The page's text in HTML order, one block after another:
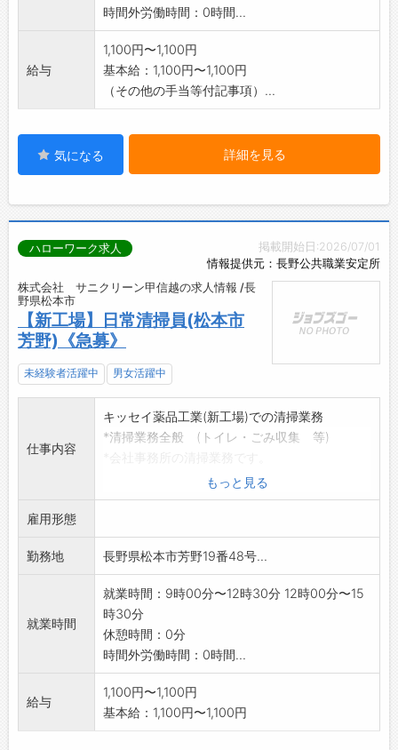
時間外労働時間：0時間...
給与
1,100円〜1,100円
基本給：1,100円〜1,100円
（その他の手当等付記事項）...
気になる 詳細を見る
掲載開始日:2026/07/01
情報提供元：長野公共職業安定所
ハローワーク求人
株式会社 サニクリーン甲信越の求人情報 /長
野県松本市
【新工場】日常清掃員(松本市
芳野)《急募》
未経験者活躍中 男女活躍中
仕事内容
キッセイ薬品工業(新工場)での清掃業務
*清掃業務全般 (トイレ・ごみ収集 等)
・通路等のモップかけ等(機械は使用しません)
もあります。
【就業先への直接連絡はご遠慮ください】
*応募する方は、ハローワークの紹介状をお持ち
ください。
変更範囲:変更なし
もっと見る
雇用形態
勤務地 長野県松本市芳野19番48号...
就業時間
就業時間：9時00分〜12時30分 12時00分〜15
時30分
休憩時間：0分
時間外労働時間：0時間...
給与
1,100円〜1,100円
基本給：1,100円〜1,100円